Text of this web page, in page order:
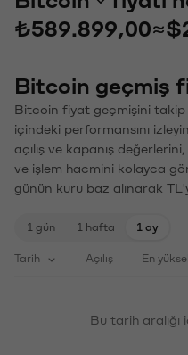
₺589.899,00≈
Bitcoin geçmiş
Bitcoin fiyat geçmişini takip
içindeki performansını
açılış ve kapanış
ve işlem hacmini kolayca
günün kuru baz alınarak
1 gün 1 hafta 1 ay
Tarih Açılış En
Bu tarih aralığı